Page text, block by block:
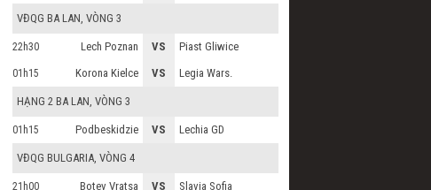
VĐQG BA LAN, VÒNG 3
22h30 Lech Poznan VS Piast Gliwice
01h15 Korona Kielce VS Legia Wars.
HẠNG 2 BA LAN, VÒNG 3
01h15 Podbeskidzie VS Lechia GD
VĐQG BULGARIA, VÒNG 4
21h00 Botev Vratsa VS Slavia Sofia